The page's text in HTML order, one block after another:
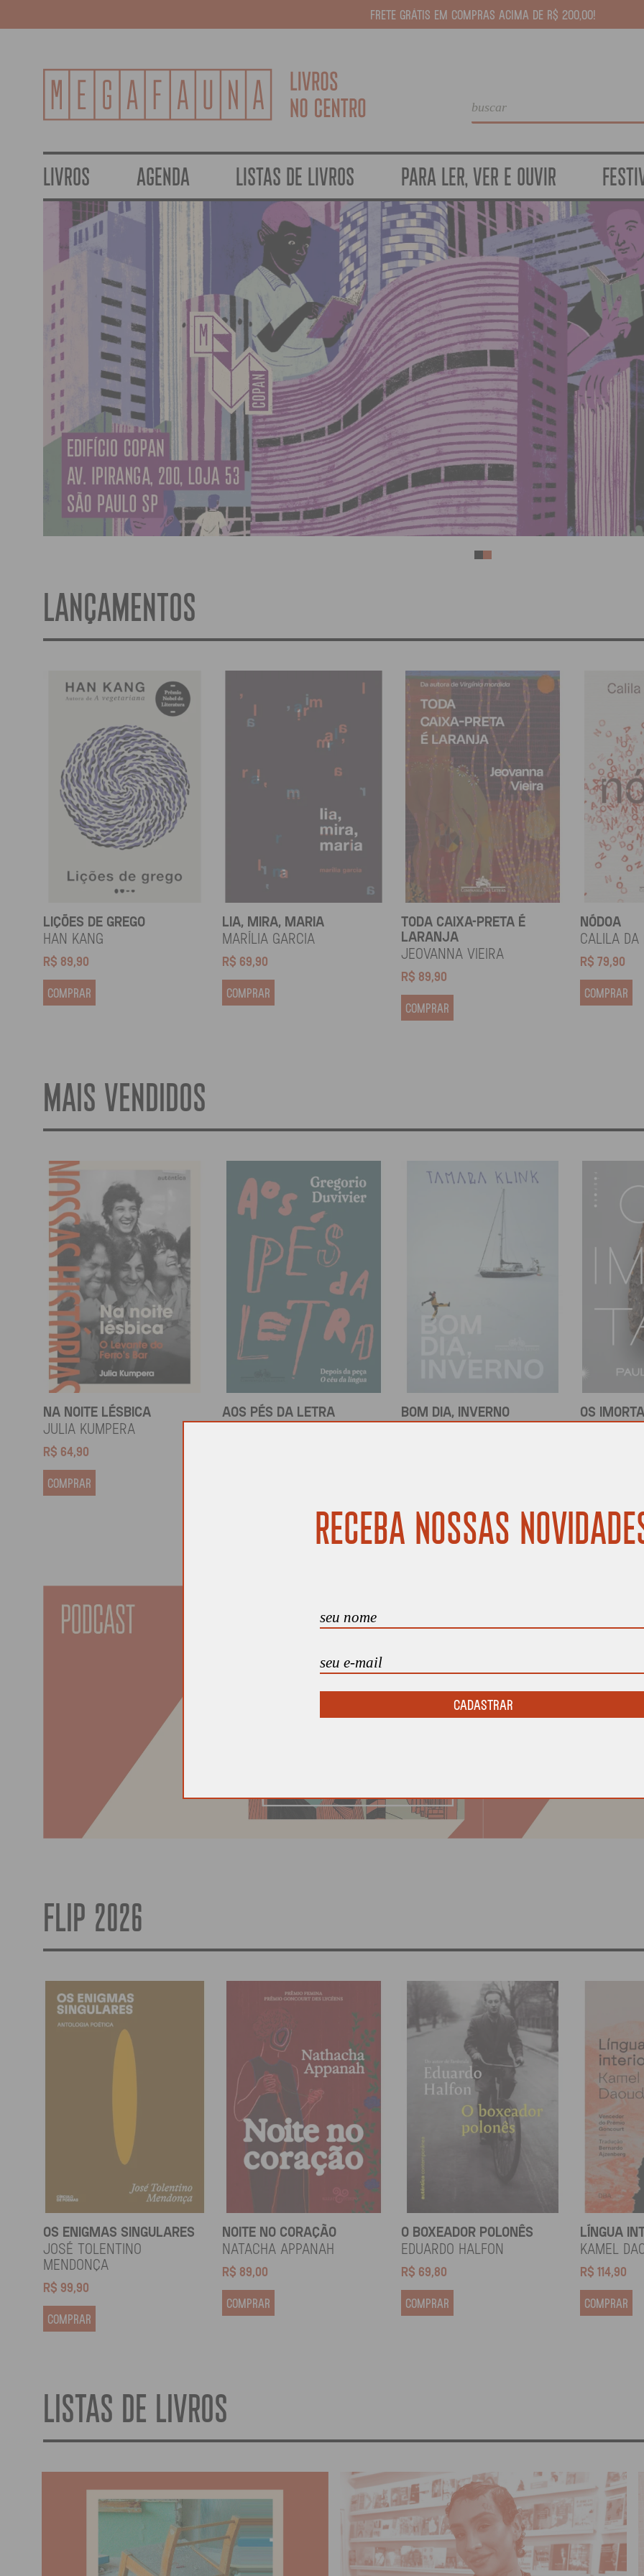
FRETE GRÁTIS EM COMPRAS ACIMA DE R$ 200,00!
LIVROS AGENDA LISTAS DE LIVROS PARA LER, VER E OUVIR
LANÇAMENTOS
LIÇÕES DE GREGO
HAN KANG
R$ 89,90
COMPRAR
LIA, MIRA, MARIA
Marília Garcia
R$ 69,90
COMPRAR
TODA CAIXA-PRETA É
LARANJA
Jeovanna Vieira
R$ 89,90
COMPRAR
NÓDOA
Calila da
R$ 79,90
COMPRAR
MAIS VENDIDOS
NA NOITE LÉSBICA
Julia Kumpera
R$ 64,90
COMPRAR
AOS PÉS DA LETRA
Gregorio Duvivier
BOM DIA, INVERNO
Tamara Klink
OS
Paulliny
FLIP 2026
OS ENIGMAS SINGULARES
JOSÉ TOLENTINO
MENDONÇA
R$ 99,90
COMPRAR
NOITE NO CORAÇÃO
Natacha Appanah
R$ 89,00
COMPRAR
O BOXEADOR POLONÊS
EDUARDO HALFON
R$ 69,80
COMPRAR
LÍNGUA
KAMEL
R$ 114,90
COMPRAR
LISTAS DE LIVROS
RECEBA NOSSAS